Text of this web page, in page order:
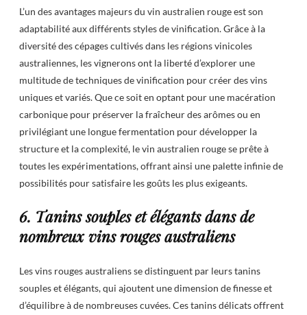
L’un des avantages majeurs du vin australien rouge est son
adaptabilité aux différents styles de vinification. Grâce à la
diversité des cépages cultivés dans les régions vinicoles
australiennes, les vignerons ont la liberté d’explorer une
multitude de techniques de vinification pour créer des vins
uniques et variés. Que ce soit en optant pour une macération
carbonique pour préserver la fraîcheur des arômes ou en
privilégiant une longue fermentation pour développer la
structure et la complexité, le vin australien rouge se prête à
toutes les expérimentations, offrant ainsi une palette infinie de
possibilités pour satisfaire les goûts les plus exigeants.
6. Tanins souples et élégants dans de
nombreux vins rouges australiens
Les vins rouges australiens se distinguent par leurs tanins
souples et élégants, qui ajoutent une dimension de finesse et
d’équilibre à de nombreuses cuvées. Ces tanins délicats offrent